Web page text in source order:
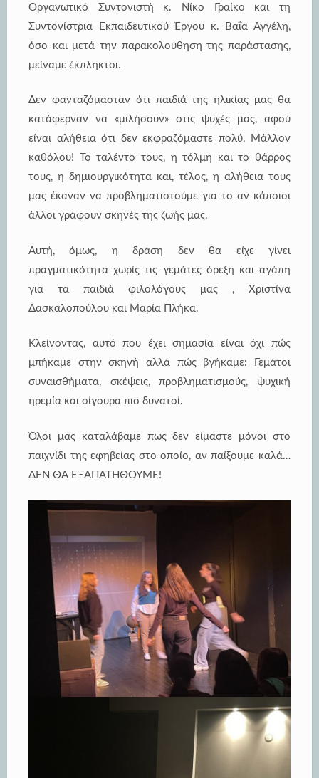
Οργανωτικό Συντονιστή κ. Νίκο Γραίκο και τη
Συντονίστρια Εκπαιδευτικού Έργου κ. Βαΐα Αγγέλη,
όσο και μετά την παρακολούθηση της παράστασης,
μείναμε έκπληκτοι.
Δεν φανταζόμασταν ότι παιδιά της ηλικίας μας θα
κατάφερναν να «μιλήσουν» στις ψυχές μας, αφού
είναι αλήθεια ότι δεν εκφραζόμαστε πολύ. Μάλλον
καθόλου! Το ταλέντο τους, η τόλμη και το θάρρος
τους, η δημιουργικότητα και, τέλος, η αλήθεια τους
μας έκαναν να προβληματιστούμε για το αν κάποιοι
άλλοι γράφουν σκηνές της ζωής μας.
Αυτή, όμως, η δράση δεν θα είχε γίνει
πραγματικότητα χωρίς τις γεμάτες όρεξη και αγάπη
για τα παιδιά φιλολόγους μας , Χριστίνα
Δασκαλοπούλου και Μαρία Πλήκα.
Κλείνοντας, αυτό που έχει σημασία είναι όχι πώς
μπήκαμε στην σκηνή αλλά πώς βγήκαμε: Γεμάτοι
συναισθήματα, σκέψεις, προβληματισμούς, ψυχική
ηρεμία και σίγουρα πιο δυνατοί.
Όλοι μας καταλάβαμε πως δεν είμαστε μόνοι στο
παιχνίδι της εφηβείας στο οποίο, αν παίξουμε καλά…
ΔΕΝ ΘΑ ΕΞΑΠΑΤΗΘΟΥΜΕ!